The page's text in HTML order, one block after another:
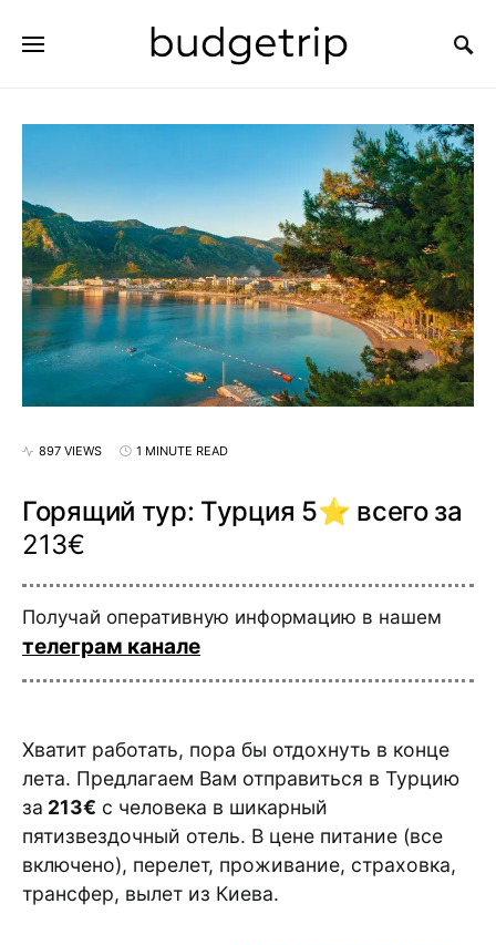
897 VIEWS 1 MINUTE READ
Горящий тур: Турция 5⭐️ всего за
213€
Получай оперативную информацию в нашем
телеграм канале
Хватит работать, пора бы отдохнуть в конце
лета. Предлагаем Вам отправиться в Турцию
за 213€ с человека в шикарный
пятизвездочный отель. В цене питание (все
включено), перелет, проживание, страховка,
трансфер, вылет из Киева.